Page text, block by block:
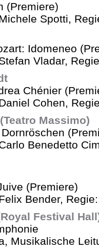
(Premiere)
Spotti,
Idomeneo
Vladar,
Chénier
Cohen,
Massimo)
Benedetto
(Premiere)
Bender,
Festival
Musikalische